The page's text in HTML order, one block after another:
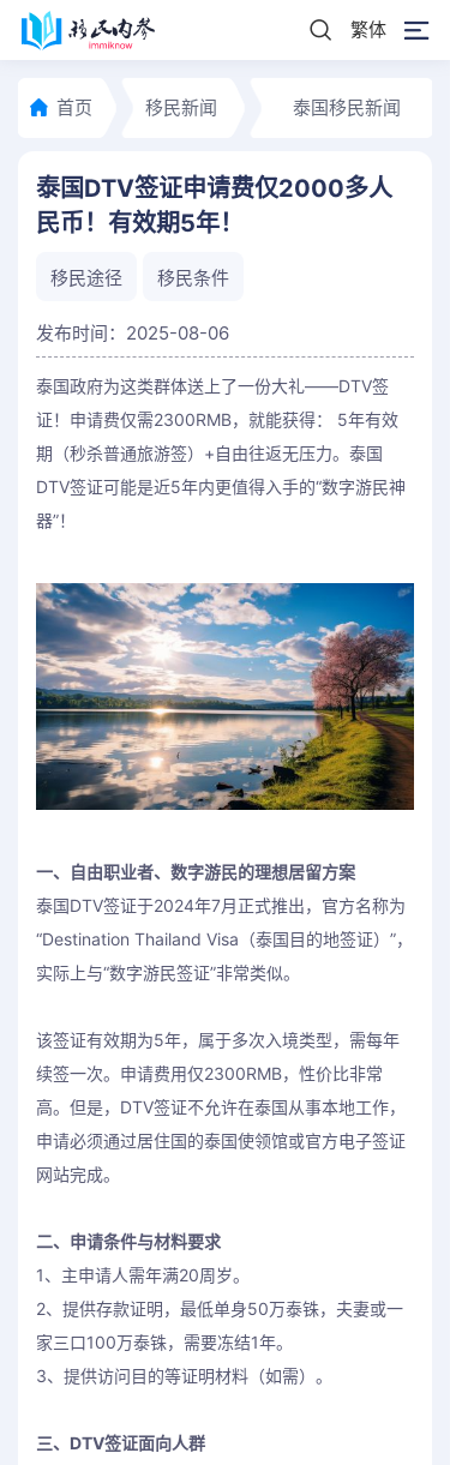
繁体
首页 移民新闻 泰国移民新闻
泰国DTV签证申请费仅2000多人
民币！有效期5年！
移民途径 移民条件
发布时间：2025-08-06
泰国政府为这类群体送上了一份大礼——DTV签
证！申请费仅需2300RMB，就能获得： 5年有效
期（秒杀普通旅游签）+自由往返无压力。泰国
DTV签证可能是近5年内更值得入手的“数字游民神
器”！
一、自由职业者、数字游民的理想居留方案
泰国DTV签证于2024年7月正式推出，官方名称为
“Destination Thailand Visa（泰国目的地签证）”，
实际上与“数字游民签证”非常类似。
该签证有效期为5年，属于多次入境类型，需每年
续签一次。申请费用仅2300RMB，性价比非常
高。但是，DTV签证不允许在泰国从事本地工作，
申请必须通过居住国的泰国使领馆或官方电子签证
网站完成。
二、申请条件与材料要求
1、主申请人需年满20周岁。
2、提供存款证明，最低单身50万泰铢，夫妻或一
家三口100万泰铢，需要冻结1年。
3、提供访问目的等证明材料（如需）。
三、DTV签证面向人群